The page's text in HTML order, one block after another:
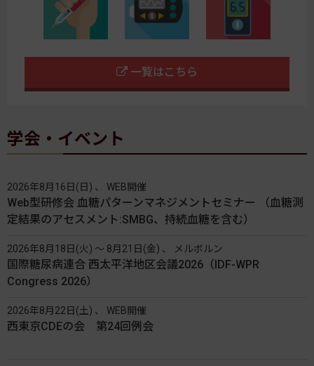
一覧はこちら
学会・イベント
2026年8月16日(日) 、 WEB開催
Web型研修会 血糖パターンマネジメントセミナー （血糖測
定結果のアセスメント:SMBG、持続血糖を含む）
2026年8月18日(火) 〜 8月21日(金) 、 メルボルン
国際糖尿病連合 西太平洋地区会議2026（IDF-WPR
Congress 2026）
2026年8月22日(土) 、 WEB開催
西東京CDEの会 第24回例会